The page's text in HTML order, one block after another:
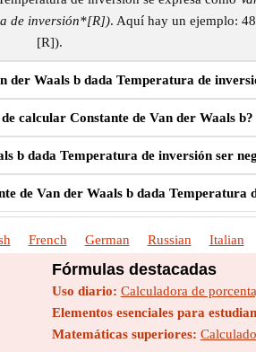
de inversión*[R]). Aquí hay un ejemplo:
[R]).
der Waals b dada Temperatura de
calcular Constante de Van der Waals b?
b dada Temperatura de inversión ser
de Van der Waals b dada Temperatura
French German Russian Italian
Fórmulas destacadas
Uso diario: Calculadora de
Elementos esenciales para
Matemáticas superiores: